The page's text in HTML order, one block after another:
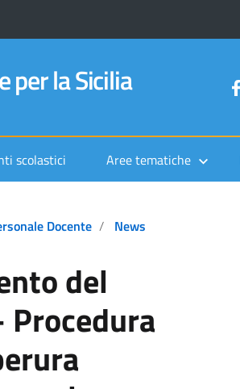
per la Sicilia
scolastici Aree tematiche
Docente News
del